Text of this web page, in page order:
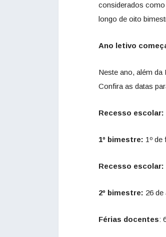
considerados
longo de oito
Ano letivo
Neste ano, além da
Confira as datas
Recesso escolar:
1º bimestre: 1º de
Recesso escolar:
2º bimestre: 26 de
Férias docentes: